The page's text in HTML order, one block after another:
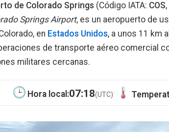
de Colorado Springs (Código IATA: COS
Springs Airport, es un aeropuerto de
en Estados Unidos, a unos 11 km
de transporte aéreo comercial
militares cercanas.
Hora local:07:18(UTC)·